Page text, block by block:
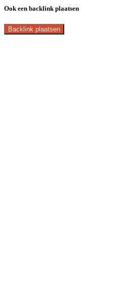
Ook een backlink plaatsen
Backlink plaatsen